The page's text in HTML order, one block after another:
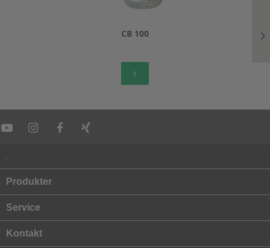
CB 100
.
Produkter
Service
Kontakt